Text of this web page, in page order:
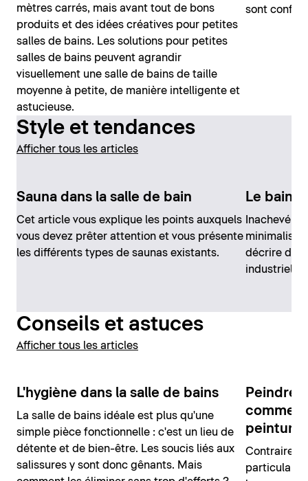
mètres carrés, mais avant tout de bons
produits et des idées créatives pour petites
salles de bains. Les solutions pour petites
salles de bains peuvent agrandir
visuellement une salle de bains de taille
moyenne à petite, de manière intelligente et
astucieuse.
sont
Style et tendances
Afficher tous les articles
Sauna dans la salle de bain
Cet article vous explique les points auxquels
vous devez prêter attention et vous présente
les différents types de saunas existants.
Le bain
Inachevé
décrire de
industriel.
Conseils et astuces
Afficher tous les articles
L'hygiène dans la salle de bains
La salle de bains idéale est plus qu'une
simple pièce fonctionnelle : c'est un lieu de
détente et de bien-être. Les soucis liés aux
salissures y sont donc gênants. Mais
Peindre
peinture